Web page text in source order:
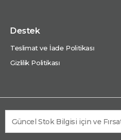
Destek
Teslimat ve İade Politikası
Gizlilik Politikası